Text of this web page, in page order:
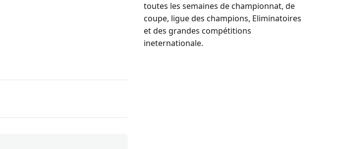
toutes les semaines de championnat, de
coupe, ligue des champions, Eliminatoires
et des grandes compétitions
ineternationale.